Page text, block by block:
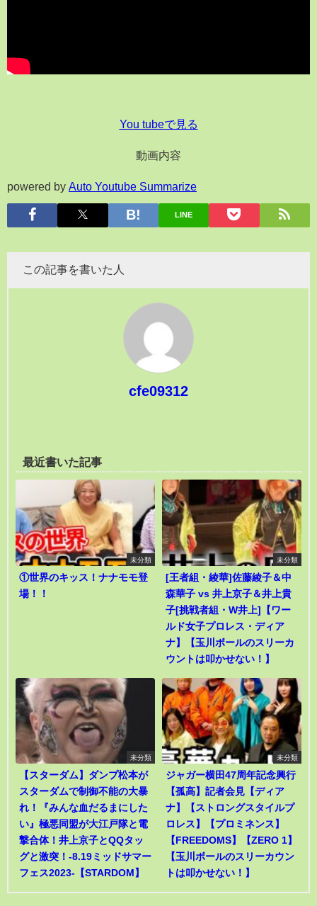
You tubeで見る
動画内容
powered by Auto Youtube Summarize
LINE
この記事を書いた人
cfe09312
最近書いた記事
未分類
①世界のキッス！ナナモモ登
場！！
未分類
[王者組・綾華]佐藤綾子＆中
森華子 vs 井上京子＆井上貴
子[挑戦者組・W井上]【ワー
ルド女子プロレス・ディア
ナ】【玉川ボールのスリーカ
ウントは叩かせない！】
未分類
【スターダム】ダンプ松本が
スターダムで制御不能の大暴
れ！『みんな血だるまにした
い』極悪同盟が大江戸隊と電
撃合体！井上京子とQQタッ
グと激突！-8.19ミッドサマー
フェス2023-【STARDOM】
未分類
ジャガー横田47周年記念興行
【孤高】記者会見【ディア
ナ】【ストロングスタイルプ
ロレス】【プロミネンス】
【FREEDOMS】【ZERO 1】
【玉川ボールのスリーカウン
トは叩かせない！】